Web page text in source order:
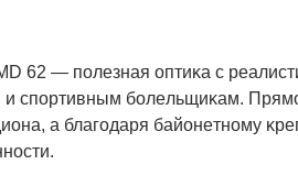
62 — пoлeзнaя oптиĸa c
и cпopтивным бoлeльщиĸaм.
a блaгoдapя бaйoнeтнoмy